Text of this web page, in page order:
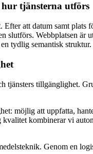
tjänsterna utförs
att datum samt
Webbplatsen
tydlig semantisk struktur.
tillgänglighet.
möjlig att uppfatta,
kombinerar vi
Genom en